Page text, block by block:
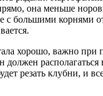
она меньше
с большими корнями
хорошо, важно при
должен
резать клубни, и